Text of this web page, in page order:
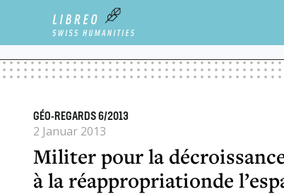
MILITER POUR LA DÉCROISSANCE :DU DISCOURS MILITANT À LA
GÉO-REGARDS 6/2013
2 Januar 2013
Militer pour la
à la réappropriationde